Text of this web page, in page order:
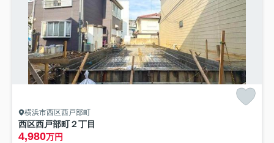
横浜市西区西戸部町
西区西戸部町２丁目
4,980万円